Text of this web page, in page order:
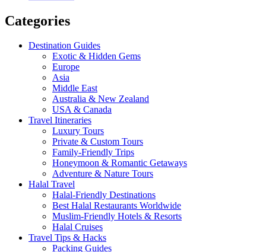
Categories
Destination Guides
Exotic & Hidden Gems
Europe
Asia
Middle East
Australia & New Zealand
USA & Canada
Travel Itineraries
Luxury Tours
Private & Custom Tours
Family-Friendly Trips
Honeymoon & Romantic Getaways
Adventure & Nature Tours
Halal Travel
Halal-Friendly Destinations
Best Halal Restaurants Worldwide
Muslim-Friendly Hotels & Resorts
Halal Cruises
Travel Tips & Hacks
Packing Guides